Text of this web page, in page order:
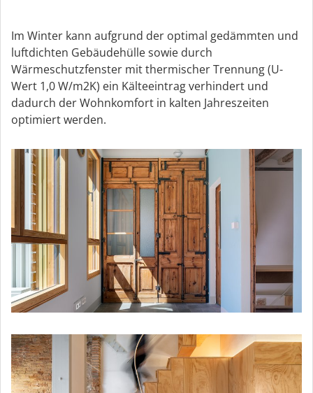
Im Winter kann aufgrund der optimal gedämmten und
luftdichten Gebäudehülle sowie durch
Wärmeschutzfenster mit thermischer Trennung (U-
Wert 1,0 W/m2K) ein Kälteeintrag verhindert und
dadurch der Wohnkomfort in kalten Jahreszeiten
optimiert werden.